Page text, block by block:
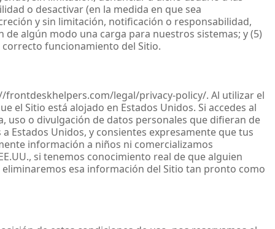
o desactivar (en la medida en que sea
y sin limitación, notificación o responsabilidad,
algún modo una carga para nuestros sistemas; y (5)
funcionamiento del Sitio.
frontdeskhelpers.com/legal/privacy-policy/. Al utilizar el
el Sitio está alojado en Estados Unidos. Si accedes al
uso o divulgación de datos personales que difieran de
Estados Unidos, y consientes expresamente que tus
información a niños ni comercializamos
si tenemos conocimiento real de que alguien
esa información del Sitio tan pronto como